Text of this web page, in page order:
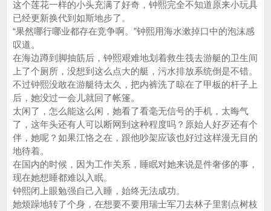
这个莲花一样的小头充满了好奇，钟熙完全不知道原来小玩具
已经更新换代到如斯地步了。
“果然哪行哪业都存在竞争啊。”钟熙用海水漱掉口中的泡沫感
叹道。
在海边蹲到脚抽筋后，钟熙艰难地划着救生筏去游艇的卫生间
上了个厕所，没想到这么点大的艇，污水排放系统倒是不错。
不过钟熙没敢在游艇待太久，把内裤洗了晾在了甲板的杆子上
后，她没过一会儿就回了帐篷。
太闲了，怎么能这么闲，她看了看毫无信号的手机，太晦气
了，这年头还有人可以断网到这种程度吗？原始人好歹还有个
伴，她呢？如果江恪之在，跟他吵架应该也好过这样漫无目的
地待着。
在国内的时候，因为工作关系，睡眠对她来说是件奢侈的事，
现在她想睡都难以入眠。
钟熙闭上眼勉强自己入睡，始终无法成功。
她烦躁地转了个身，在想要不要用瑞士军刀去林子里割点树枝